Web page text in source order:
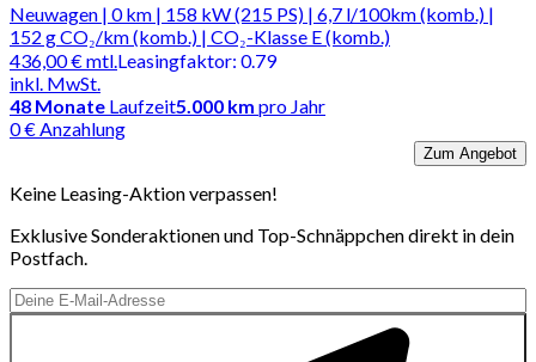
Neuwagen | 0 km | 158 kW (215 PS) | 6,7 l/100km (komb.) |
152 g CO₂/km (komb.) | CO₂-Klasse E (komb.)
436,00 €mtl.
inkl. MwSt.
Leasingfaktor: 0.79
48 Monate Laufzeit5.000 km pro Jahr
0 € Anzahlung
Zum Angebot
Keine Leasing-Aktion verpassen!
Exklusive Sonderaktionen und Top-Schnäppchen direkt in dein
Postfach.